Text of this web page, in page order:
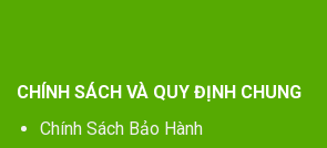
CHÍNH SÁCH VÀ QUY ĐỊNH CHUNG
Chính Sách Bảo Hành